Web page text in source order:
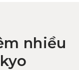
nhiều